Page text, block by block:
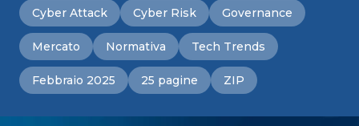
Cyber Attack Cyber Risk Governance
Mercato Normativa Tech Trends
Febbraio 2025 25 pagine ZIP